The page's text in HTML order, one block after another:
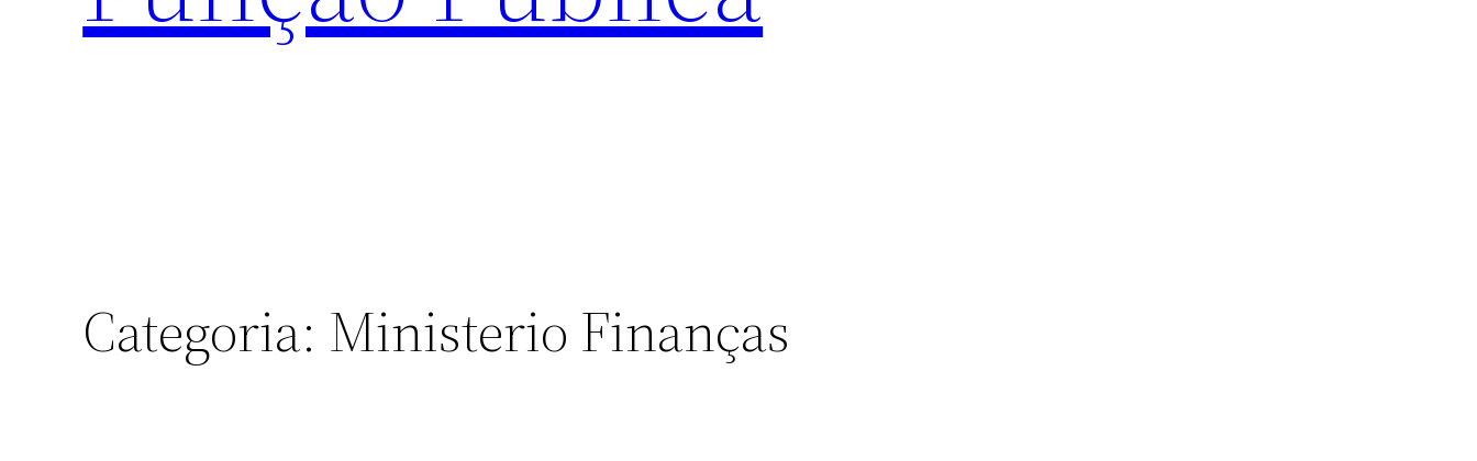
Categoria: Ministerio Finanças